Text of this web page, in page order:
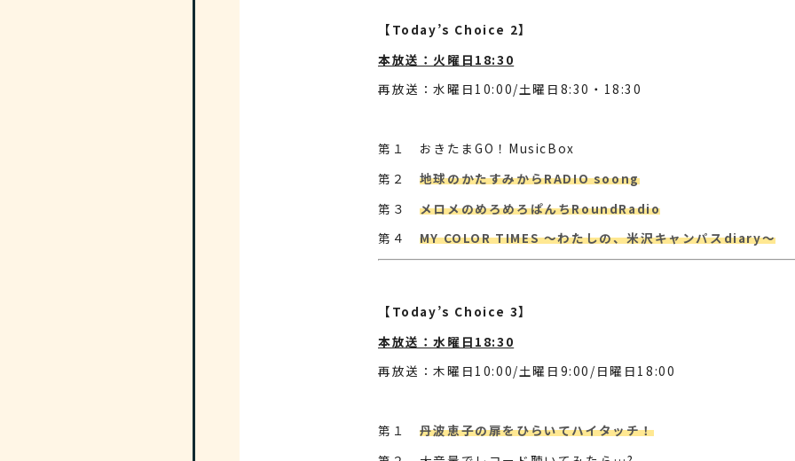
【Today’s Choice 2】
本放送：火曜日18:30
再放送：水曜日10:00/土曜日8:30・18:30
第１ おきたまGO！MusicBox
第２ 地球のかたすみからRADIO soong
第３ メロメのめろめろぱんちRoundRadio
第４ MY COLOR TIMES ～わたしの、米沢キャンパスdiary～
【Today’s Choice 3】
本放送：水曜日18:30
再放送：木曜日10:00/土曜日9:00/日曜日18:00
第１ 丹波恵子の扉をひらいてハイタッチ！